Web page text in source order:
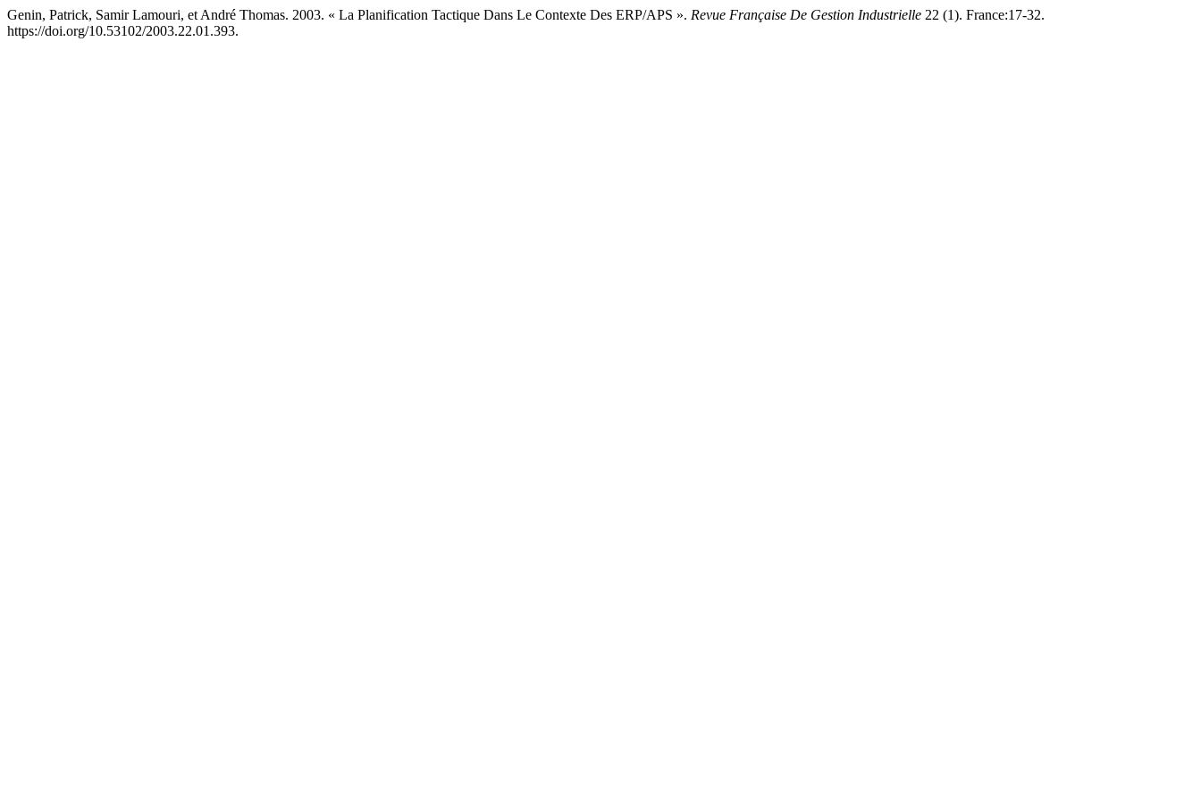
Genin, Patrick, Samir Lamouri, et André Thomas. 2003. « La Planification Tactique Dans Le Contexte Des ERP/APS ». Revue Française De Gestion Industrielle 22 (1). France:17-32.
https://doi.org/10.53102/2003.22.01.393.